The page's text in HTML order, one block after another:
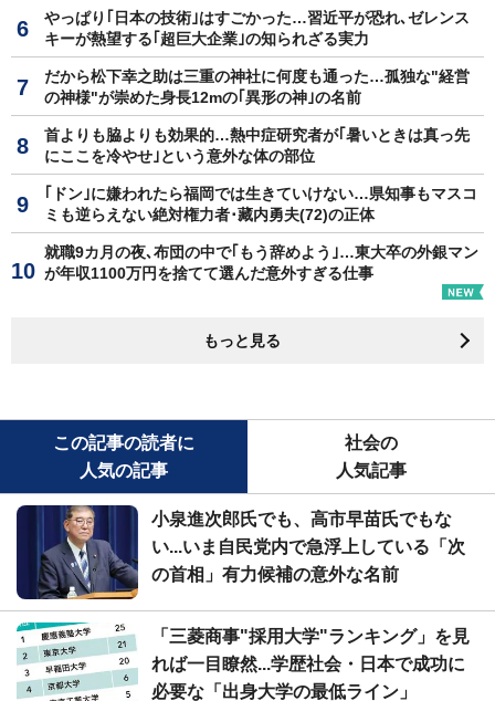
やっぱり｢日本の技術｣はすごかった…習近平が恐れ､ゼレンス
キーが熱望する｢超巨大企業｣の知られざる実力
だから松下幸之助は三重の神社に何度も通った…孤独な"経営
の神様"が崇めた身長12mの｢異形の神｣の名前
首よりも脇よりも効果的…熱中症研究者が｢暑いときは真っ先
にここを冷やせ｣という意外な体の部位
｢ドン｣に嫌われたら福岡では生きていけない…県知事もマスコ
ミも逆らえない絶対権力者･藏内勇夫(72)の正体
就職9カ月の夜､布団の中で｢もう辞めよう｣…東大卒の外銀マン
が年収1100万円を捨てて選んだ意外すぎる仕事
もっと見る
この記事の読者に
人気の記事
社会の
人気記事
小泉進次郎氏でも、高市早苗氏でもな
い...いま自民党内で急浮上している「次
の首相」有力候補の意外な名前
「三菱商事"採用大学"ランキング」を見
れば一目瞭然...学歴社会・日本で成功に
必要な「出身大学の最低ライン」